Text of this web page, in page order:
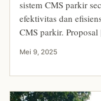
sistem CMS parkir
efektivitas dan
CMS parkir.
Mei 9, 2025